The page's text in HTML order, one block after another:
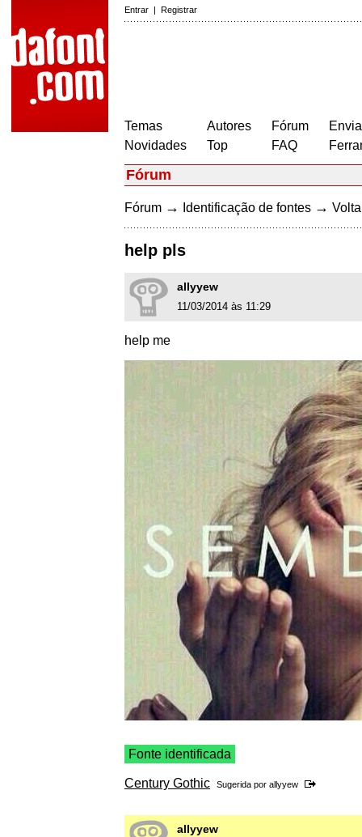
Entrar | Registrar
Temas
Novidades
Autores
Top
Fórum
FAQ
Fórum
Fórum → Identificação de fontes →
help pls
allyyew
11/03/2014 às 11:29
help me
Fonte identificada
Century Gothic Sugerida por allyyew
allyyew